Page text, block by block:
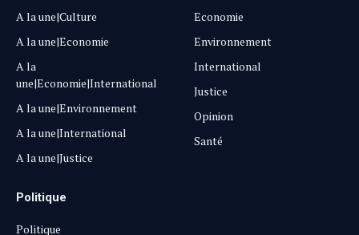
A la une|Culture
A la une|Economie
A la
une|Economie|International
A la une|Environnement
A la une|International
A la une|Justice
Economie
Environnement
International
Justice
Opinion
Santé
Politique
Politique